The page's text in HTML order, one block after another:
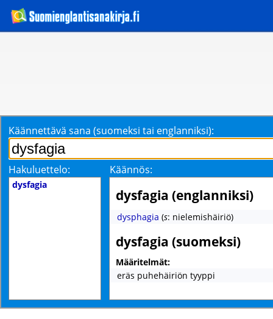
Käännettävä sana (suomeksi tai englanniksi):
Hakuluettelo: Käännös:
dysfagia
dysfagia (englanniksi)
dysphagia (s: nielemishäiriö)
dysfagia (suomeksi)
Määritelmät:
eräs puhehäiriön tyyppi